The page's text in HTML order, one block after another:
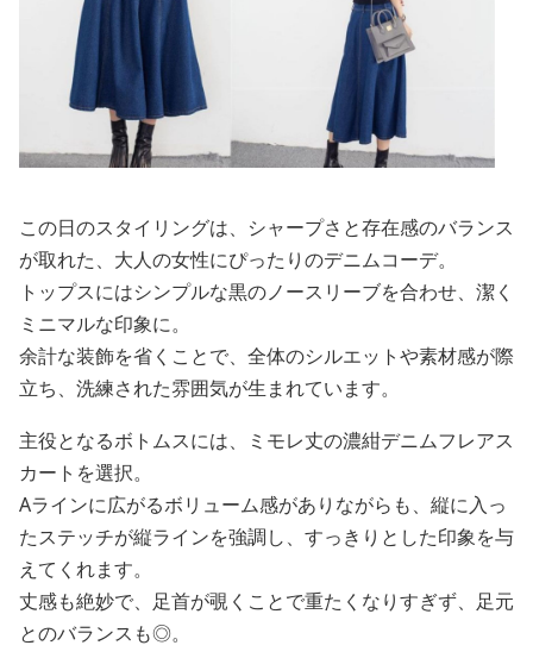
この日のスタイリングは、シャープさと存在感のバランス
が取れた、大人の女性にぴったりのデニムコーデ。
トップスにはシンプルな黒のノースリーブを合わせ、潔く
ミニマルな印象に。
余計な装飾を省くことで、全体のシルエットや素材感が際
立ち、洗練された雰囲気が生まれています。
主役となるボトムスには、ミモレ丈の濃紺デニムフレアス
カートを選択。
Aラインに広がるボリューム感がありながらも、縦に入っ
たステッチが縦ラインを強調し、すっきりとした印象を与
えてくれます。
丈感も絶妙で、足首が覗くことで重たくなりすぎず、足元
とのバランスも◎。